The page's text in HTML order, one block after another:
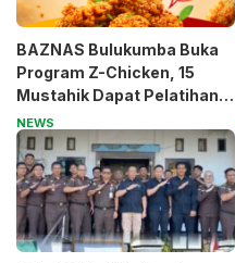
BAZNAS Bulukumba Buka
Program Z-Chicken, 15
Mustahik Dapat Pelatihan
dan Modal Usaha
NEWS